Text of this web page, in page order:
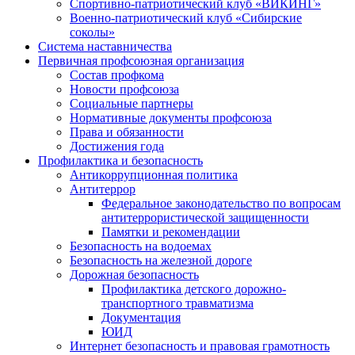
Спортивно-патриотический клуб «ВИКИНГ»
Военно-патриотический клуб «Сибирские
соколы»
Система наставничества
Первичная профсоюзная организация
Состав профкома
Новости профсоюза
Социальные партнеры
Нормативные документы профсоюза
Права и обязанности
Достижения года
Профилактика и безопасность
Антикоррупционная политика
Антитеррор
Федеральное законодательство по вопросам
антитеррористической защищенности
Памятки и рекомендации
Безопасность на водоемах
Безопасность на железной дороге
Дорожная безопасность
Профилактика детского дорожно-
транспортного травматизма
Документация
ЮИД
Интернет безопасность и правовая грамотность